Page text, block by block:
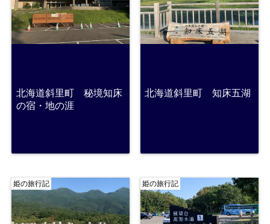
北海道斜里町 秘境知床
の宿・地の涯
北海道斜里町 知床五湖
姫の旅行記 姫の旅行記